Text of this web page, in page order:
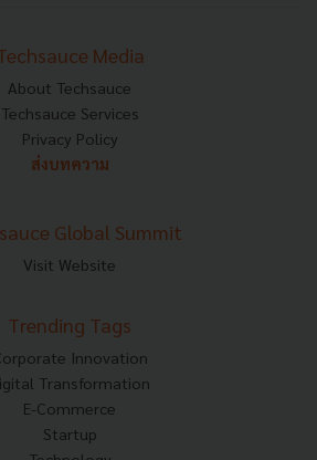
Media
About Techsauce
Techsauce Services
Privacy Policy
ส่งบทความ
Global Summit
Visit Website
Trending Tags
Innovation
Transformation
E-Commerce
Startup